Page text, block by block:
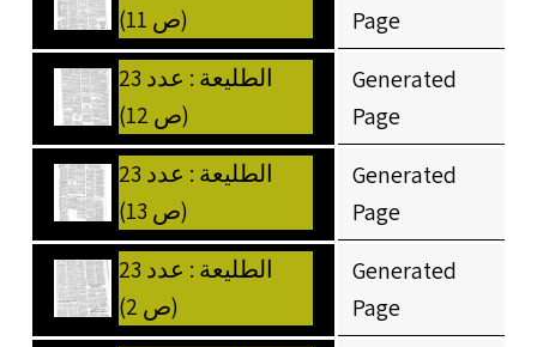
(ص 11)
Page
الطليعة : عدد 23
(ص 12)
Generated
Page
الطليعة : عدد 23
(ص 13)
Generated
Page
الطليعة : عدد 23
(ص 2)
Generated
Page